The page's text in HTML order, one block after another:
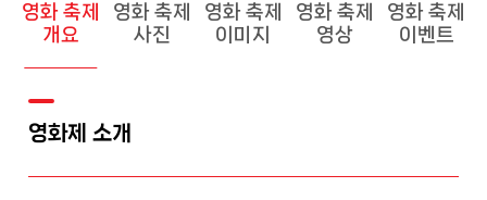
영화 축제
개요
영화 축제
사진
영화 축제
이미지
영화 축제
영상
영화 축제
이벤트
영화제 소개